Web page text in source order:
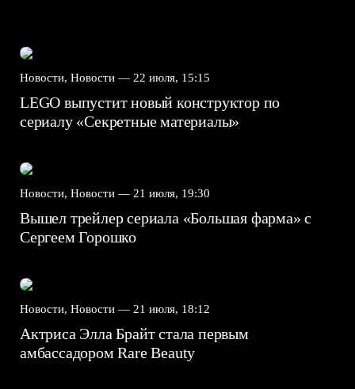
Новости, Новости — 22 июля, 15:15
LEGO выпустит новый конструктор по
сериалу «Секретные материалы»
Новости, Новости — 21 июля, 19:30
Вышел трейлер сериала «Большая фарма» с
Сергеем Горошко
Новости, Новости — 21 июля, 18:12
Актриса Элла Брайт стала первым
амбассадором Rare Beauty